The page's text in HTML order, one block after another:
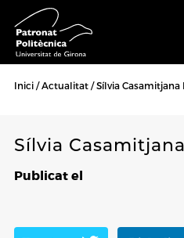
Inici Actualitat Sílvia Casamitjana
Sílvia
Publicat el